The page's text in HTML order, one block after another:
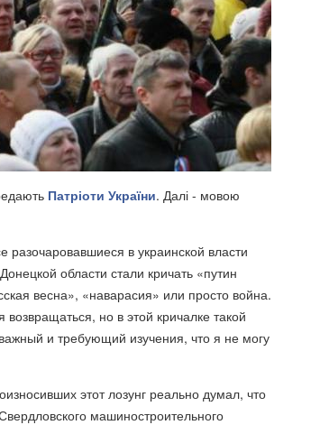
Патріоти України. Далі - мовою
в украинской власти
области стали кричать «путин
весна», «наварасия» или просто война.
но в этой кричалке такой
и требующий изучения, что я не могу
этот лозунг реально думал, что
машиностроительного